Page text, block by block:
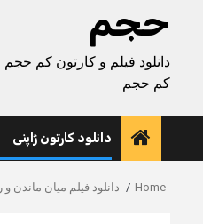
حجم
دانلود فیلم و کارتون کم حجم
کم حجم
دانلود کارتون ژاپنی
Home دانلود فیلم میان ماندن